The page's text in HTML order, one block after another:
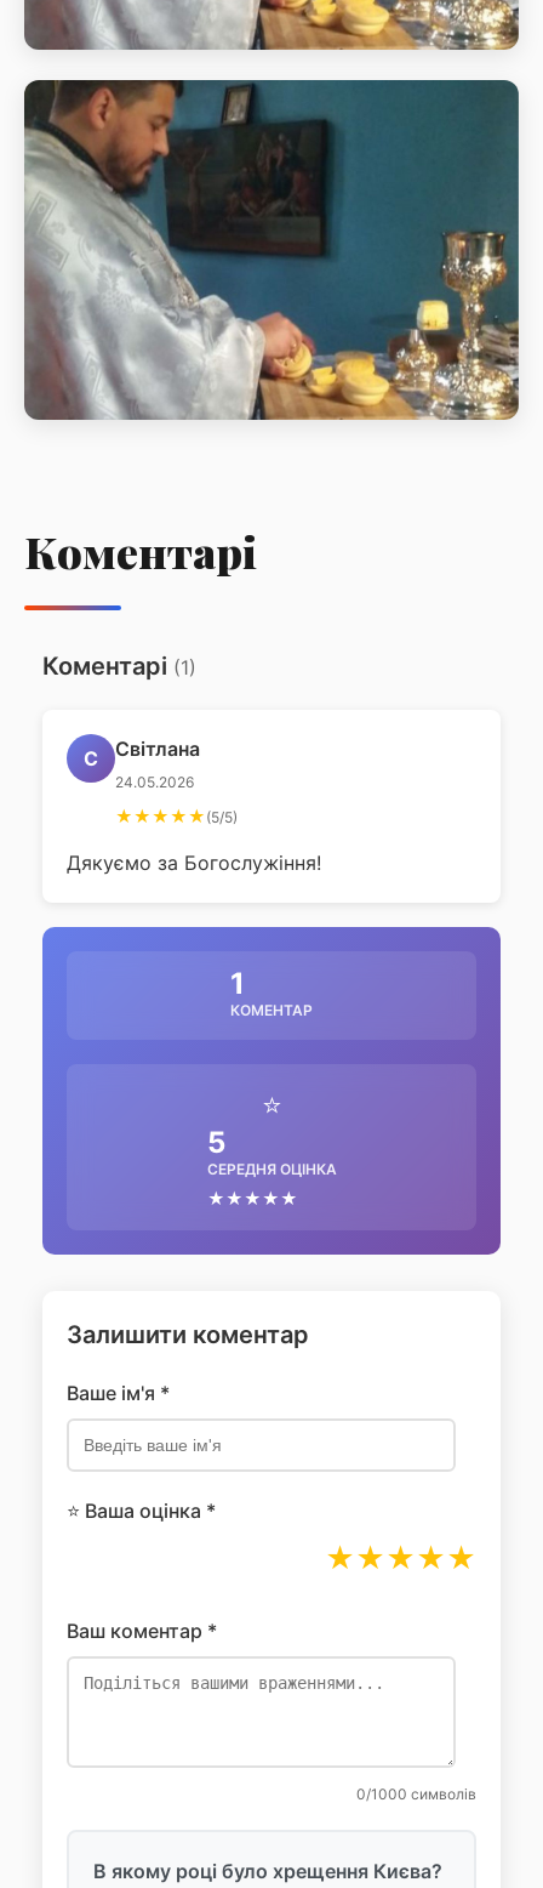
Божественна літургія в день свята
Вознесіння Господнього
Божественна літургія в день свята Вознесіння
Господнього
Божественна літургія в день свята Вознесіння
Господнього
Коментарі
Коментарі (1)
С Світлана
24.05.2026
★★★★★ (5/5)
Дякуємо за Богослужіння!
1
КОМЕНТАР
⭐
5
СЕРЕДНЯ ОЦІНКА
★★★★★
Залишити коментар
Ваше ім'я *
⭐ Ваша оцінка *
★
★
★
★
★
Ваш коментар *
0/1000 символів
В якому році було хрещення Києва?